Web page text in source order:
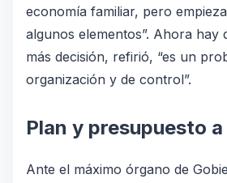
economía familiar, pero
algunos elementos”. Ahora hay
más decisión, refirió, “es un
organización y de control”.
Plan y presupuesto
Ante el máximo órgano de